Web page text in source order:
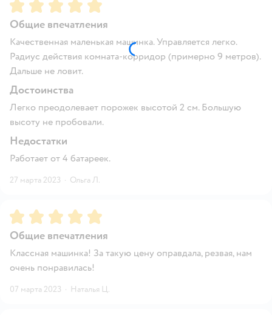
Рейтинг:5
Общие впечатления
Качественная маленькая машинка. Управляется легко.
Радиус действия комната-корридор (примерно 9 метров).
Дальше не ловит.
Достоинства
Легко преодолевает порожек высотой 2 см. Большую
высоту не пробовали.
Недостатки
Работает от 4 батареек.
27 марта 2023 · Ольга Л.
Рейтинг:5
Общие впечатления
Классная машинка! За такую цену оправдала, резвая, нам
очень понравилась!
07 марта 2023 · Наталья Ц.